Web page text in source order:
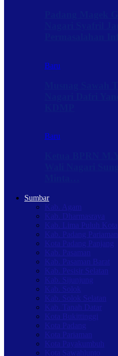
Baru
Baru
Sumbar
Kab. Agam
Kab. Dharmasraya
Kab. Lima Puluh Kota
Kab. Padang Pariaman
Kota Padang Panjang
Kab. Pasaman
Kab. Pasaman Barat
Kab. Pesisir Selatan
Kab. Sijunjung
Kab. Solok
Kab. Solok Selatan
Kab. Tanah Datar
Kota Bukittinggi
Kota Padang
Kota Pariaman
Kota Payakumbuh
Kota Sawahlunto